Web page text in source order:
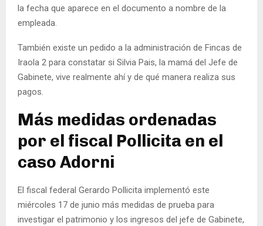
la fecha que aparece en el documento a nombre de la
empleada.
También existe un pedido a la administración de Fincas de
Iraola 2 para constatar si Silvia Pais, la mamá del Jefe de
Gabinete, vive realmente ahí y de qué manera realiza sus
pagos.
Más medidas ordenadas
por el fiscal Pollicita en el
caso Adorni
El fiscal federal Gerardo Pollicita implementó este
miércoles 17 de junio más medidas de prueba para
investigar el patrimonio y los ingresos del jefe de Gabinete,